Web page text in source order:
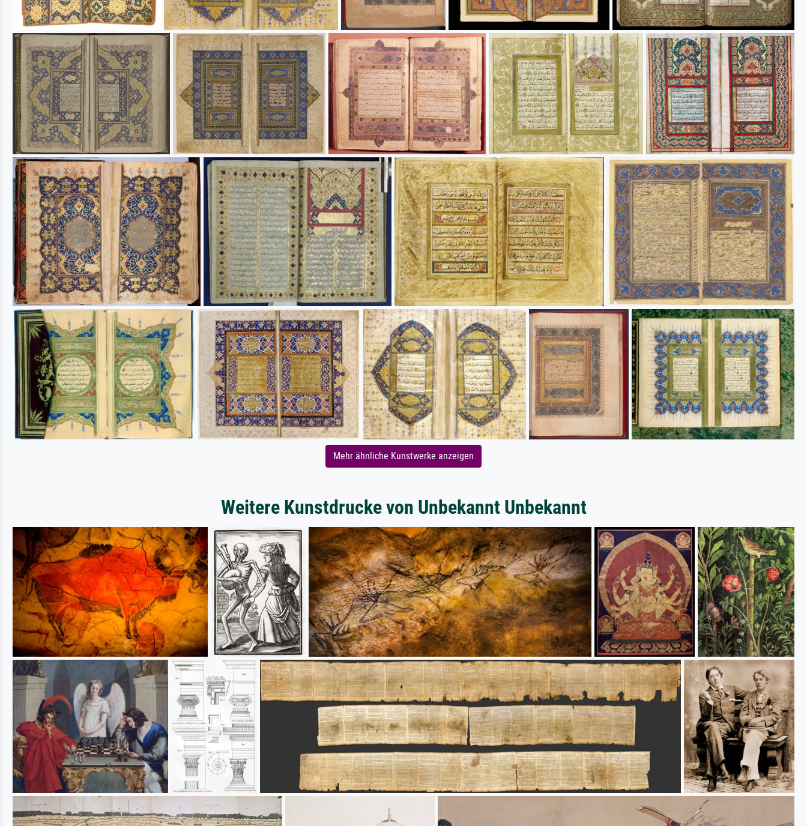
Mehr ähnliche Kunstwerke anzeigen
Weitere Kunstdrucke von Unbekannt Unbekannt